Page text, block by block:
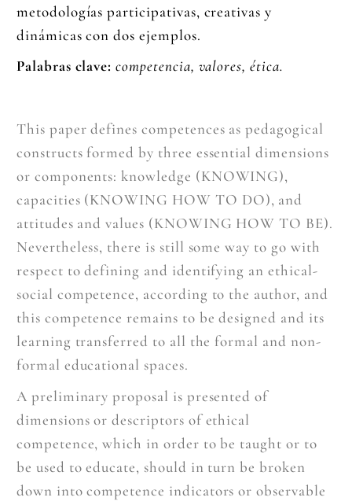
metodologías participativas, creativas y
dinámicas con dos ejemplos.
Palabras clave: competencia, valores, ética.
This paper defines competences as pedagogical
constructs formed by three essential dimensions
or components: knowledge (KNOWING),
capacities (KNOWING HOW TO DO), and
attitudes and values (KNOWING HOW TO BE).
Nevertheless, there is still some way to go with
respect to defining and identifying an ethical-
social competence, according to the author, and
this competence remains to be designed and its
learning transferred to all the formal and non-
formal educational spaces.
A preliminary proposal is presented of
dimensions or descriptors of ethical
competence, which in order to be taught or to
be used to educate, should in turn be broken
down into competence indicators or observable